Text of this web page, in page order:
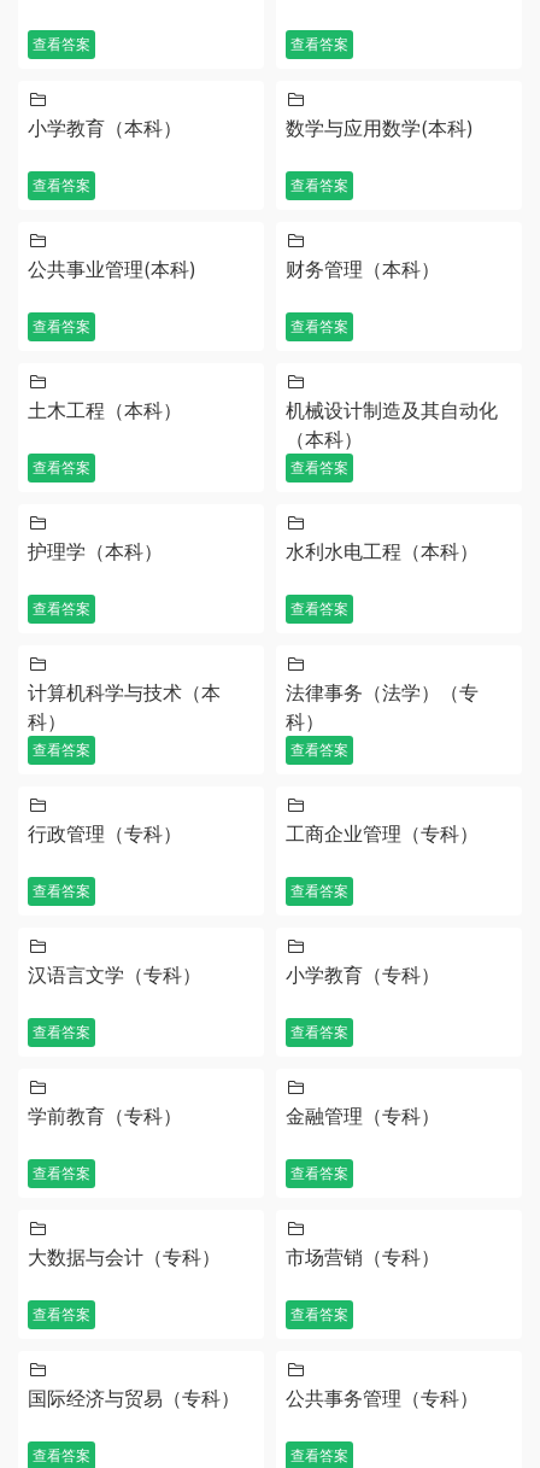
查看答案 查看答案
小学教育（本科）
查看答案
数学与应用数学(本科)
查看答案
公共事业管理(本科)
查看答案
财务管理（本科）
查看答案
土木工程（本科）
查看答案
机械设计制造及其自动化
（本科）
查看答案
护理学（本科）
查看答案
水利水电工程（本科）
查看答案
计算机科学与技术（本
科）
查看答案
法律事务（法学）（专
科）
查看答案
行政管理（专科）
查看答案
工商企业管理（专科）
查看答案
汉语言文学（专科）
查看答案
小学教育（专科）
查看答案
学前教育（专科）
查看答案
金融管理（专科）
查看答案
大数据与会计（专科）
查看答案
市场营销（专科）
查看答案
国际经济与贸易（专科）
查看答案
公共事务管理（专科）
查看答案